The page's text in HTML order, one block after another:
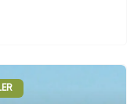
milli hava-hava